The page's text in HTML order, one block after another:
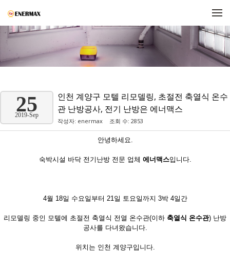
25
2019-Sep
인천 계양구 모텔 리모델링, 초절전 축열식 온수
관 난방공사, 전기 난방은 에너맥스
작성자: enermax 조회 수: 2853
안녕하세요.
숙박시설 바닥 전기난방 전문 업체 에너맥스입니다.
4월 18일 수요일부터 21일 토요일까지 3박 4일간
리모델링 중인 모텔에 초절전 축열식 전열 온수관(이하 축열식 온수관) 난방
공사를 다녀왔습니다.
위치는 인천 계양구입니다.